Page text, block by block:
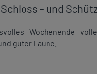
Schloss - und
Wochenende
guter Laune.